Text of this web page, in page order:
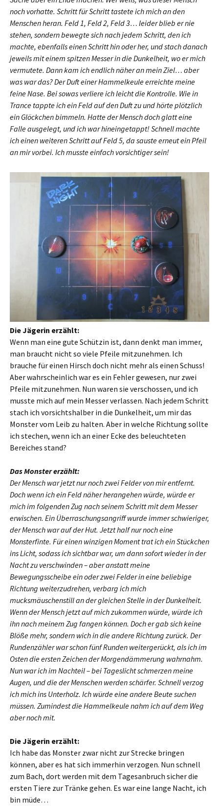
noch vorhatte. Schritt für Schritt tastete ich mich an den
Menschen heran. Feld 1, Feld 2, Feld 3… leider blieb er nie
stehen, sondern bewegte sich nach jedem Schritt, den ich
machte, ebenfalls einen Schritt hin oder her, und stach danach
jeweils mit einem spitzen Messer in die Dunkelheit, wo er mich
vermutete. Dann kam ich endlich näher an mein Ziel… aber
was war das? Der Duft einer Hammelkeule erreichte meine
feine Nase. Bei sowas verliere ich leicht die Kontrolle. Wie in
Trance tappte ich ein Feld auf den Duft zu und hörte plötzlich
ein Glöckchen bimmeln. Hatte der Mensch doch glatt eine
Falle ausgelegt, und ich war hineingetappt! Schnell machte
ich einen weiteren Schritt auf Feld 5, da sauste erneut ein Pfeil
an mir vorbei. Ich musste einfach vorsichtiger sein!
Die Jägerin erzählt:
Wenn man eine gute Schützin ist, dann denkt man immer,
man braucht nicht so viele Pfeile mitzunehmen. Ich
brauche für einen Hirsch doch nicht mehr als einen Schuss!
Aber wahrscheinlich war es ein Fehler gewesen, nur zwei
Pfeile mitzunehmen. Nun waren sie verschossen, und ich
musste mich auf mein Messer verlassen. Nach jedem Schritt
stach ich vorsichtshalber in die Dunkelheit, um mir das
Monster vom Leib zu halten. Aber in welche Richtung sollte
ich stechen, wenn ich an einer Ecke des beleuchteten
Bereiches stand?
Das Monster erzählt:
Der Mensch war jetzt nur noch zwei Felder von mir entfernt.
Doch wenn ich ein Feld näher herangehen würde, würde er
mich im folgenden Zug nach seinem Schritt mit dem Messer
erwischen. Ein Überraschungsangriff wurde immer schwieriger,
der Mensch war auf der Hut. Jetzt half nur noch eine
Monsterfinte. Für einen winzigen Moment trat ich ein Stückchen
ins Licht, sodass ich sichtbar war, um dann sofort wieder in der
Nacht zu verschwinden – aber anstatt meine
Bewegungsscheibe ein oder zwei Felder in eine beliebige
Richtung weiterzudrehen, verbarg ich mich
mucksmäuschenstill an der gleichen Stelle in der Dunkelheit.
Wenn der Mensch jetzt auf mich zukommen würde, würde ich
ihn nach meinem Zug fangen können. Doch er gab sich keine
Blöße mehr, sondern wich in die andere Richtung zurück. Der
Rundenzähler war schon fünf Runden weitergerückt, als ich im
Osten die ersten Zeichen der Morgendämmerung wahrnahm.
Nun war ich im Nachteil – bei Tageslicht schmerzen meine
Augen, und die der Menschen werden schärfer. Schnell verzog
ich mich ins Unterholz. Ich würde eine andere Beute suchen
müssen. Zumindest die Hammelkeule nahm ich auf dem Weg
aber noch mit.
Die Jägerin erzählt:
Ich habe das Monster zwar nicht zur Strecke bringen
können, aber es hat sich immerhin verzogen. Nun schnell
zum Bach, dort werden mit dem Tagesanbruch sicher die
ersten Tiere zur Tränke gehen. Es war eine lange Nacht, ich
bin müde…